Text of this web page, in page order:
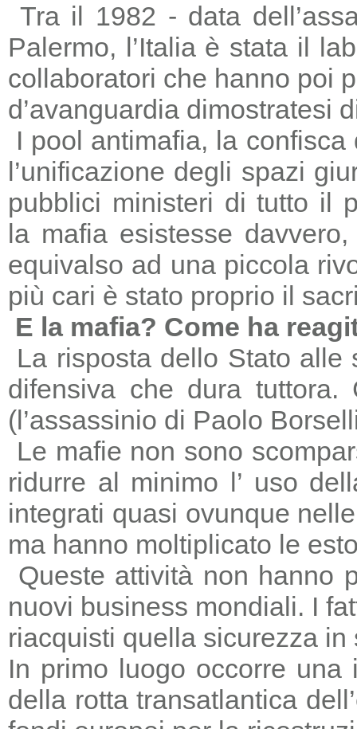
Tra il 1982 - data
Palermo, l’Italia è stata il
collaboratori che hanno poi
d’avanguardia dimostratesi
I pool antimafia, la
l’unificazione degli spazi
pubblici ministeri di tutto il
la mafia esistesse
equivalso ad una piccola
più cari è stato proprio il
E la mafia? Come ha
La risposta dello Stato alle
difensiva che dura
(l’assassinio di Paolo
Le mafie non sono
ridurre al minimo l’ uso
integrati quasi ovunque
ma hanno moltiplicato le
Queste attività non hanno
nuovi business mondiali. I
riacquisti quella sicurezza
In primo luogo occorre
della rotta transatlantica